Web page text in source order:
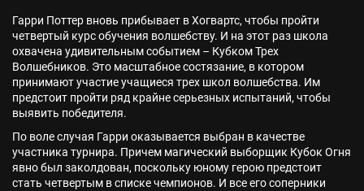
Гарри Поттер вновь прибывает в Хогвартс, чтобы пройти
четвертый курс обучения волшебству. И на этот раз школа
охвачена удивительным событием – Кубком Трех
Волшебников. Это масштабное состязание, в котором
принимают участие учащиеся трех школ волшебства. Им
предстоит пройти ряд крайне серьезных испытаний, чтобы
выявить победителя.
По воле случая Гарри оказывается выбран в качестве
участника турнира. Причем магический выборщик Кубок Огня
явно был заколдован, поскольку юному герою предстоит
стать четвертым в списке чемпионов. И все его соперники